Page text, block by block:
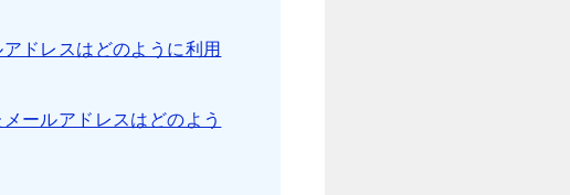
ドレスはどのように利用
ールアドレスはどのよう